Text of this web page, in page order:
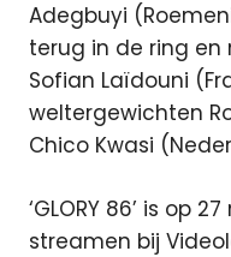
Adegbuyi
terug in de ring
Sofian Laïdouni
weltergewichten
Chico Kwasi
‘GLORY 86’ is op
streamen bij